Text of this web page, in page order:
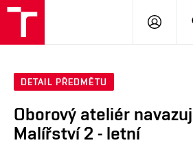
DETAIL PŘEDMĚTU
Oborový ateliér
Malířství 2 - letní